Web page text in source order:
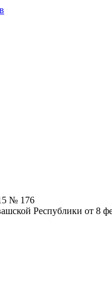
№ 176
Республики от 8